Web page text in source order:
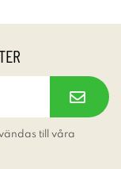
till våra